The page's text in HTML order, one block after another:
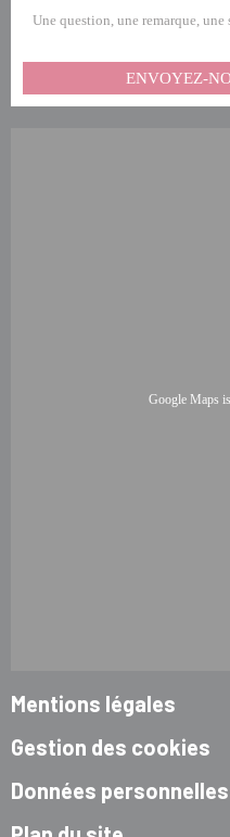
Une question, une remarque,
ENVOYEZ-
Google Maps
Mentions légales
Gestion des cookies
Données personnelles